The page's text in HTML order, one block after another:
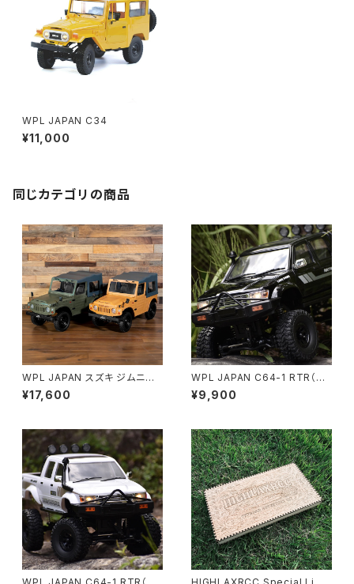
WPL JAPAN C34
¥11,000
同じカテゴリの商品
WPL JAPAN スズキ ジムニー
(SJ10 4型) C84-1 RTR
¥17,600
WPL JAPAN C64-1 RTR（ブ
ラック）
¥9,900